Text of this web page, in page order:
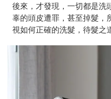
後來，才發現，一切都是洗
辜的頭皮遭罪，甚至掉髮，
視如何正確的洗髮，待髮之